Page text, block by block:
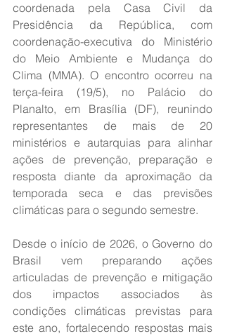
coordenada pela Casa Civil da
Presidência da República, com
coordenação-executiva do Ministério
do Meio Ambiente e Mudança do
Clima (MMA). O encontro ocorreu na
terça-feira (19/5), no Palácio do
Planalto, em Brasília (DF), reunindo
representantes de mais de 20
ministérios e autarquias para alinhar
ações de prevenção, preparação e
resposta diante da aproximação da
temporada seca e das previsões
climáticas para o segundo semestre.
Desde o início de 2026, o Governo do
Brasil vem preparando ações
articuladas de prevenção e mitigação
dos impactos associados às
condições climáticas previstas para
este ano, fortalecendo respostas mais